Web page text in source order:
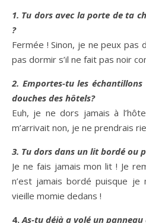
1. Tu dors avec la porte de ta
?
Fermée ! Sinon, je ne peux pas
pas dormir s’il ne fait pas noir
2. Emportes-tu les
douches des hôtels?
Euh, je ne dors jamais à
m’arrivait non, je ne prendrais
3. Tu dors dans un lit bordé ou
Je ne fais jamais mon lit ! Je
n’est jamais bordé puisque je
vieille momie dedans !
4.As-tu déjà a volé un panneau